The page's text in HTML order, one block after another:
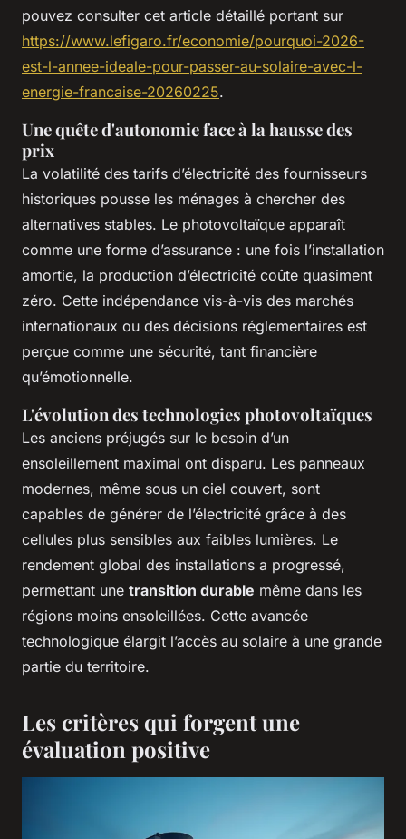
pouvez consulter cet article détaillé portant sur
https://www.lefigaro.fr/economie/pourquoi-2026-
est-l-annee-ideale-pour-passer-au-solaire-avec-l-
energie-francaise-20260225.
Une quête d'autonomie face à la hausse des
prix
La volatilité des tarifs d’électricité des fournisseurs
historiques pousse les ménages à chercher des
alternatives stables. Le photovoltaïque apparaît
comme une forme d’assurance : une fois l’installation
amortie, la production d’électricité coûte quasiment
zéro. Cette indépendance vis-à-vis des marchés
internationaux ou des décisions réglementaires est
perçue comme une sécurité, tant financière
qu’émotionnelle.
L'évolution des technologies photovoltaïques
Les anciens préjugés sur le besoin d’un
ensoleillement maximal ont disparu. Les panneaux
modernes, même sous un ciel couvert, sont
capables de générer de l’électricité grâce à des
cellules plus sensibles aux faibles lumières. Le
rendement global des installations a progressé,
permettant une transition durable même dans les
régions moins ensoleillées. Cette avancée
technologique élargit l’accès au solaire à une grande
partie du territoire.
Les critères qui forgent une
évaluation positive